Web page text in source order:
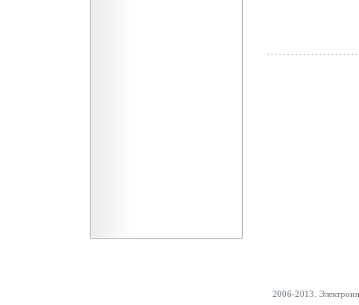
2006-2013.